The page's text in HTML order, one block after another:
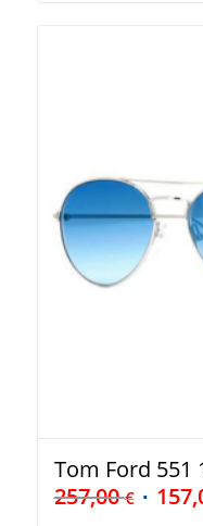
Tom Ford 551
257,00€